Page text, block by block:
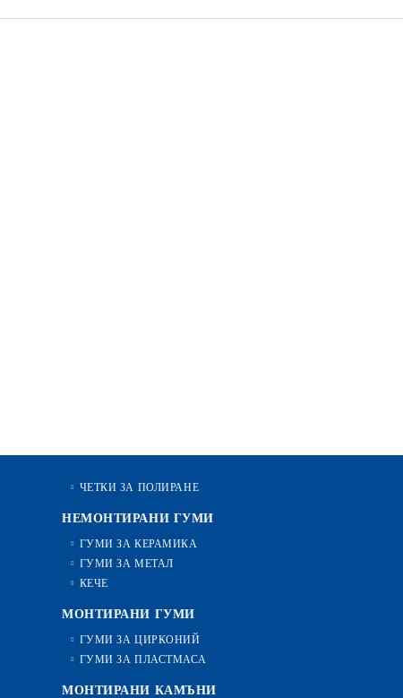
ЧЕТКИ ЗА ПОЛИРАНЕ
НЕМОНТИРАНИ ГУМИ
ГУМИ ЗА КЕРАМИКА
ГУМИ ЗА МЕТАЛ
КЕЧЕ
МОНТИРАНИ ГУМИ
ГУМИ ЗА ЦИРКОНИЙ
ГУМИ ЗА ПЛАСТМАСА
МОНТИРАНИ КАМЪНИ